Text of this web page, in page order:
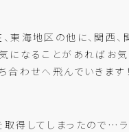
東海地区の他に、関西
になることがあればお
合わせへ飛んでいきます
得してしまったので…